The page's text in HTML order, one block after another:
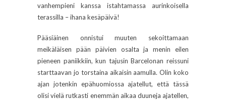
vanhempieni kanssa istahtamassa aurinkoisella
terassilla – ihana kesäpäivä!
Pääsiäinen onnistui muuten sekoittamaan
meikäläisen pään päivien osalta ja menin eilen
pieneen paniikkiin, kun tajusin Barcelonan reissuni
starttaavan jo torstaina aikaisin aamulla. Olin koko
ajan jotenkin epähuomiossa ajatellut, että tässä
olisi vielä rutkasti enemmän aikaa duuneja ajatellen,